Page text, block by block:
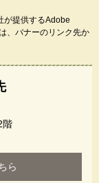
が提供するAdobe
、バナーのリンク先か
階
ら